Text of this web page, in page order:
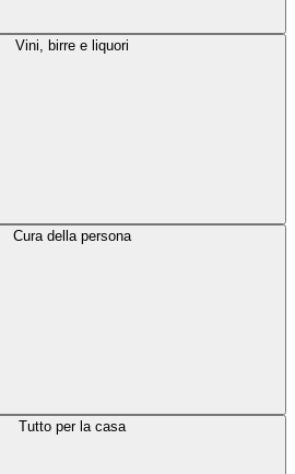
Vini, birre e liquori
Cura della persona
Tutto per la casa